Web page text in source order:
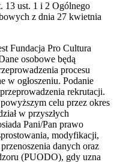
13 ust. 1 i 2 Ogólnego
z dnia 27 kwietnia
Fundacja Pro Cultura
osobowe będą
procesu
w ogłoszeniu. Podanie
rekrutacji.
celu przez okres
w przyszłych
Pani/Pan prawo
modyfikacji,
danych oraz
(PUODO), gdy uzna